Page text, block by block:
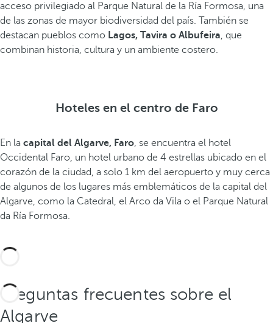
acceso privilegiado al Parque Natural de la Ría Formosa, una
de las zonas de mayor biodiversidad del país. También se
destacan pueblos como Lagos, Tavira o Albufeira, que
combinan historia, cultura y un ambiente costero.
Hoteles en el centro de Faro
En la capital del Algarve, Faro, se encuentra el hotel
Occidental Faro, un hotel urbano de 4 estrellas ubicado en el
corazón de la ciudad, a solo 1 km del aeropuerto y muy cerca
de algunos de los lugares más emblemáticos de la capital del
Algarve, como la Catedral, el Arco da Vila o el Parque Natural
da Ría Formosa.
m
l
m
u
n
d
o
Preguntas frecuentes sobre el
Algarve